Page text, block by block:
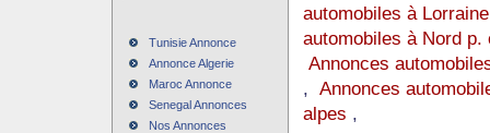
Tunisie Annonce
Annonce Algerie
Maroc Annonce
Senegal Annonces
Nos Annonces
automobiles à Lorraine
automobiles à Nord p.
Annonces
, Annonces
alpes ,